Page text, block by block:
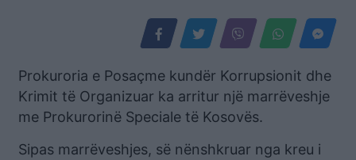
Prokuroria e Posaçme kundër Korrupsionit dhe
Krimit të Organizuar ka arritur një marrëveshje
me Prokurorinë Speciale të Kosovës.
Sipas marrëveshjes, së nënshkruar nga kreu i